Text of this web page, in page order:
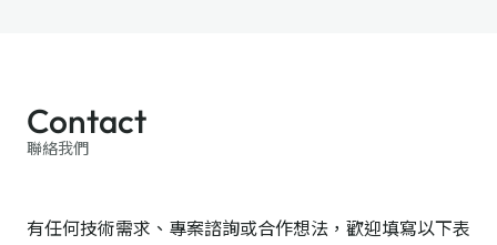
Contact
聯絡我們
有任何技術需求、專案諮詢或合作想法，歡迎填寫以下表